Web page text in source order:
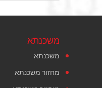
משכנתא
משכנתא
מחזור משכנתא